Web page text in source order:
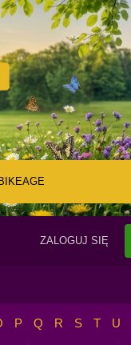
BIKEAGE
ZALOGUJ SIĘ
P Q R S T U